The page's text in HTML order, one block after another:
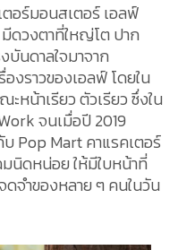
อร์มอนสเตอร์ เอลฟ์
ดวงตาที่ใหญ่โต ปาก
บันดาลใจมาจาก
งราวของเอลฟ์ โดยใน
หน้าเรียว ตัวเรียว ซึ่งใน
จนเมื่อปี 2019
Pop Mart คาแรคเตอร์
นิดหน่อย ให้มีใบหน้าที่
จำของหลาย ๆ คนในวัน